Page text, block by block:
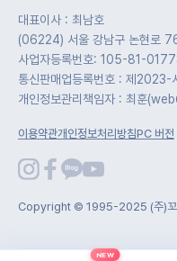
대표이사 : 최남호
(06224) 서울 강남구 논현로
사업자등록번호: 105-81-
통신판매업등록번호 : 제2023-
개인정보관리책임자 : 최훈
이용약관개인정보처리방침PC 버전
Copyright © 1995-2025 (주)
NEW